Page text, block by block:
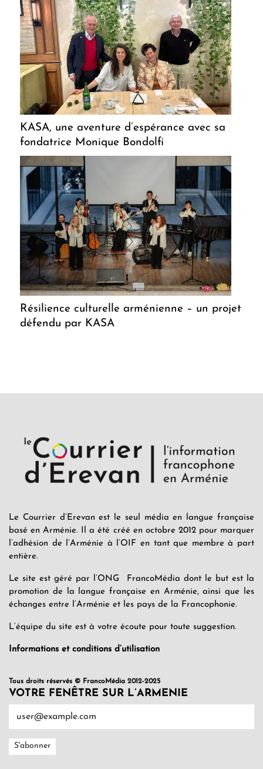
KASA, une aventure d’espérance avec sa
fondatrice Monique Bondolfi
Résilience culturelle arménienne – un projet
défendu par KASA
Le Courrier d’Erevan est le seul média en langue française
basé en Arménie. Il a été créé en octobre 2012 pour marquer
l’adhésion de l’Arménie à l’OIF en tant que membre à part
entière.
Le site est géré par l’ONG FrancoMédia dont le but est la
promotion de la langue française en Arménie, ainsi que les
échanges entre l’Arménie et les pays de la Francophonie.
L’équipe du site est à votre écoute pour toute suggestion.
Informations et conditions d’utilisation
Tous droits réservés © FrancoMédia 2012-2025
VOTRE FENÊTRE SUR L’ARMENIE